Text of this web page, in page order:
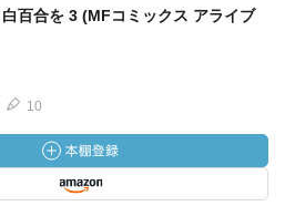
百合を 3 (MFコミックス アライブ
10